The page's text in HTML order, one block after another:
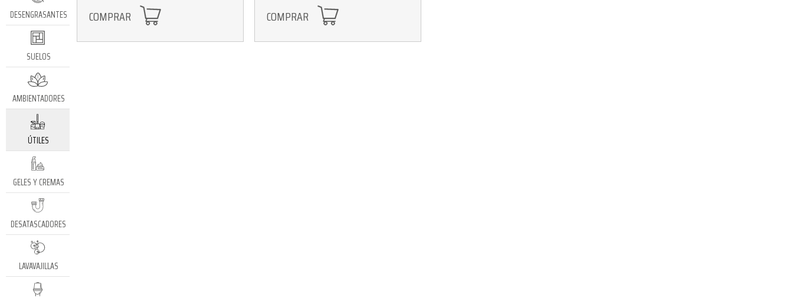
DESENGRASANTES
SUELOS
AMBIENTADORES
ÚTILES
GELES Y CREMAS
DESATASCADORES
LAVAVAJILLAS
COMPRAR COMPRAR